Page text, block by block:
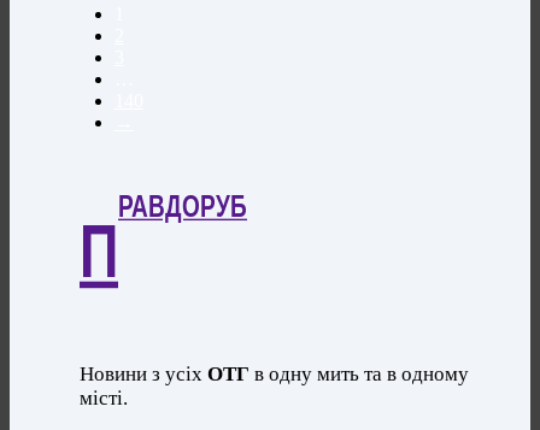
П
РАВДОРУБ
Новини з усіхОТГ в одну мить та в одному
місті.